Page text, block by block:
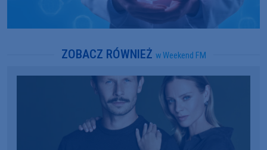
ZOBACZ RÓWNIEŻ w Weekend FM